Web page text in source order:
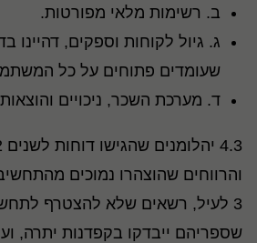
ב. רשימות מלאי מפורטות.
ג. גיול לקוחות וספקים, דהיינו
שעומדים פתוחים על כל
ד. מערכת השכר, ניכויים
והרווחים שהוצהרו נמוכים
3 לעיל, רשאים שלא להצטרף
שספריהם ייבדקו בקפדנות יתרה,